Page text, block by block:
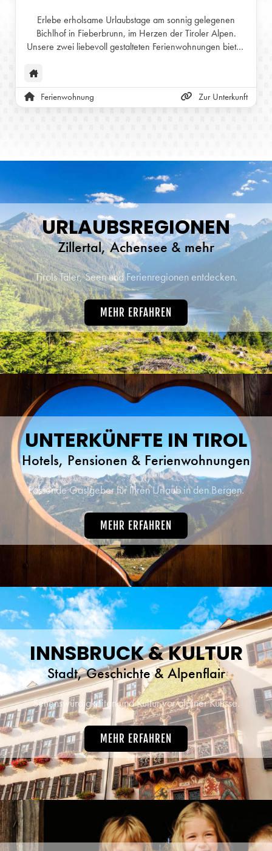
Erlebe erholsame Urlaubstage am sonnig gelegenen
Bichlhof in Fieberbrunn, im Herzen der Tiroler Alpen.
Unsere zwei liebevoll gestalteten Ferienwohnungen bieten
Sommer zum Wandern und Radfahren, im Winter zum
Skifahren, oder im Frühling und Herbst für ruhige Tage
inmitten der Natur. Genieße herzliche Gastfreundschaft,
Ferienwohnung Zur Unterkunft
URLAUBSREGIONEN
Zillertal, Achensee & mehr
Tirols Täler, Seen und Ferienregionen entdecken.
MEHR ERFAHREN
UNTERKÜNFTE IN TIROL
Hotels, Pensionen & Ferienwohnungen
Passende Gastgeber für Ihren Urlaub in den Bergen.
MEHR ERFAHREN
INNSBRUCK & KULTUR
Stadt, Geschichte & Alpenflair
Sehenswürdigkeiten und Kultur vor alpiner Kulisse.
MEHR ERFAHREN